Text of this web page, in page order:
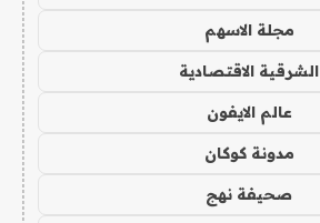
مجلة الاسهم
الشرقية الاقتصادية
عالم الايفون
مدونة كوكان
صحيفة نهج